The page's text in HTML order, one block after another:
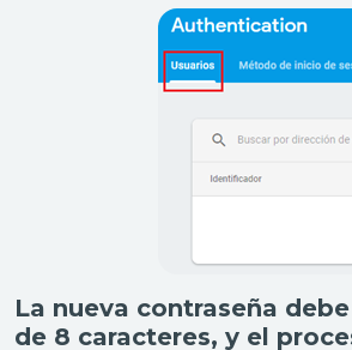
La nueva contraseña
de 8 caracteres, y el